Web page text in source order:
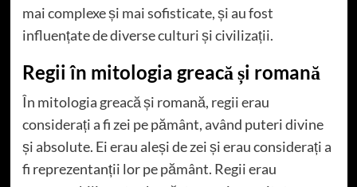
mai complexe și mai sofisticate, și au fost
influențate de diverse culturi și civilizații.
Regii în mitologia greacă și romană
În mitologia greacă și romană, regii erau
considerați a fi zei pe pământ, având puteri divine
și absolute. Ei erau aleși de zei și erau considerați a
fi reprezentanții lor pe pământ. Regii erau